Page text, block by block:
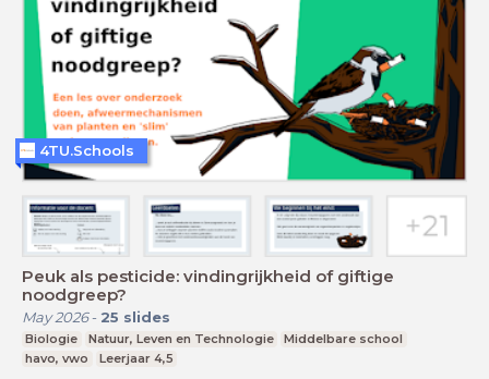
Peuk als pesticide: vindingrijkheid of giftige
noodgreep?
May 2026- 25 slides
Biologie Natuur, Leven en Technologie
Middelbare school
havo, vwo
Leerjaar 4,5
4TU.Schools